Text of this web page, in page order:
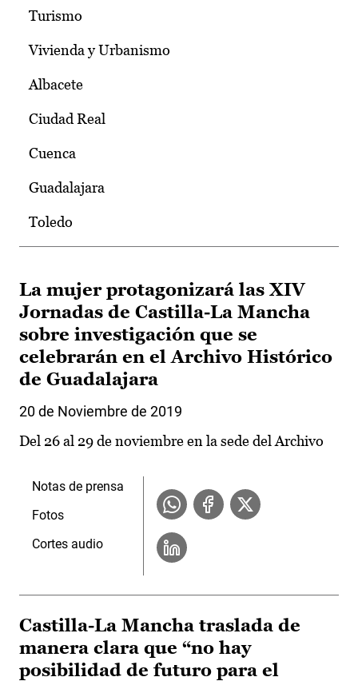
Turismo
Vivienda y Urbanismo
Albacete
Ciudad Real
Cuenca
Guadalajara
Toledo
La mujer protagonizará las XIV
Jornadas de Castilla-La Mancha
sobre investigación que se
celebrarán en el Archivo Histórico
de Guadalajara
20 de Noviembre de 2019
Del 26 al 29 de noviembre en la sede del Archivo
Notas de prensa
Fotos
Cortes audio
Castilla-La Mancha traslada de
manera clara que “no hay
posibilidad de futuro para el